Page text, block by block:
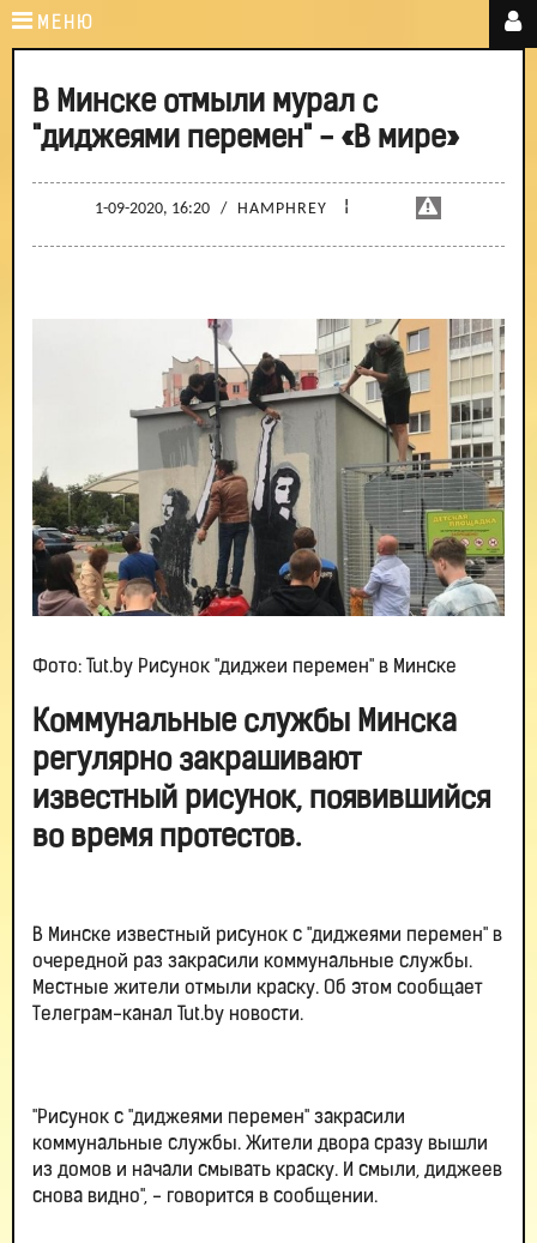
МЕНЮ
В Минске отмыли мурал с
"диджеями перемен" - «В мире»
1-09-2020, 16:20 / HAMPHREY ¦
Фото: Tut.by Рисунок "диджеи перемен" в Минске
Коммунальные службы Минска
регулярно закрашивают
известный рисунок, появившийся
во время протестов.
В Минске известный рисунок с "диджеями перемен" в
очередной раз закрасили коммунальные службы.
Местные жители отмыли краску. Об этом сообщает
Телеграм-канал Tut.by новости.
"Рисунок с "диджеями перемен" закрасили
коммунальные службы. Жители двора сразу вышли
из домов и начали смывать краску. И смыли, диджеев
снова видно", - говорится в сообщении.